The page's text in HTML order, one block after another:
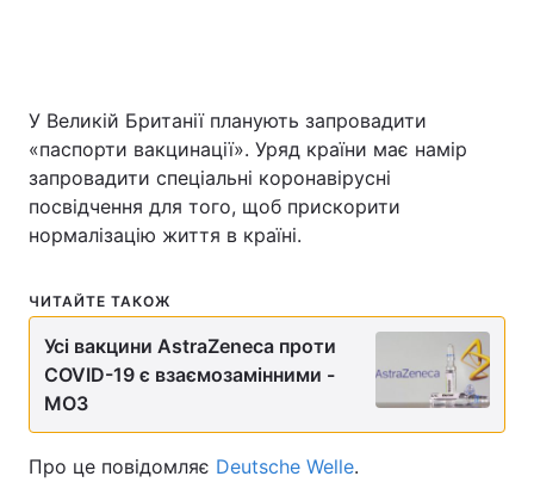
Спорт Наука
Техно і зв'язок Лайт
Здоров'я Туризм
Цікавинки
Відео з Youtube Статті
У Великій Британії планують запровадити
«паспорти вакцинації». Уряд країни має намір
запровадити спеціальні коронавірусні
посвідчення для того, щоб прискорити
нормалізацію життя в країні.
ЧИТАЙТЕ ТАКОЖ
Усі вакцини AstraZeneca проти
COVID-19 є взаємозамінними -
МОЗ
Про це повідомляє Deutsche Welle.